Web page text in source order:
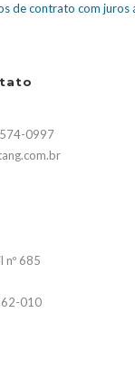
de contrato com juros
0997
nº 685
010